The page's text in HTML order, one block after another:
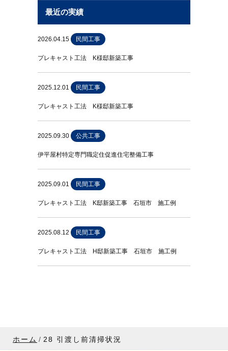
最近の実績
2026.04.15 民間工事
プレキャスト工法 K様邸新築工事
2025.12.01 民間工事
プレキャスト工法 K様邸新築工事
2025.09.30 公共工事
伊平屋村特定専門職定住促進住宅整備工事
2025.09.01 民間工事
プレキャスト工法 K邸新築工事 石垣市 施工例
2025.08.12 民間工事
プレキャスト工法 H邸新築工事 石垣市 施工例
ホーム 28 引渡し前清掃状況